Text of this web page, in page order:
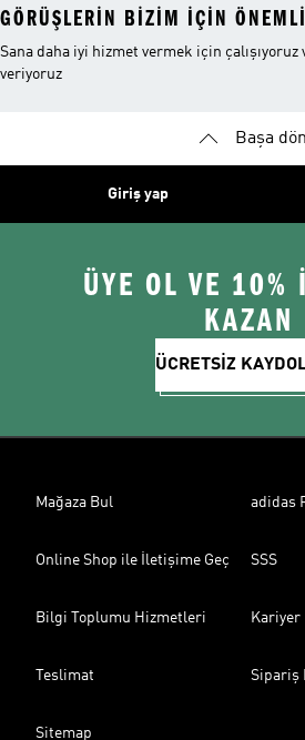
GÖRÜŞLERIN BIZIM IÇIN ÖNEMLI
Sana daha iyi hizmet vermek için
veriyoruz
Başa dön
Giriş yap
ÜYE OL VE 10%
KAZAN
ÜCRETSİZ
Mağaza Bul adidas
Online Shop ile İletişime Geç SSS
Bilgi Toplumu Hizmetleri Kariyer
Teslimat Sipariş
Sitemap